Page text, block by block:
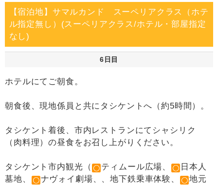
【宿泊地】サマルカンド スーペリアクラス（ホテ
ル指定無し）(スーペリアクラス/ホテル・部屋指定
なし)
6日目
ホテルにてご朝食。
朝食後、現地係員と共にタシケントへ（約5時間）。
タシケント着後、市内レストランにてシャシリク
（肉料理）の昼食をお召し上がりください。
タシケント市内観光（ ティムール広場、
日本人
墓地、
ナヴォイ劇場、、地下鉄乗車体験、
地元